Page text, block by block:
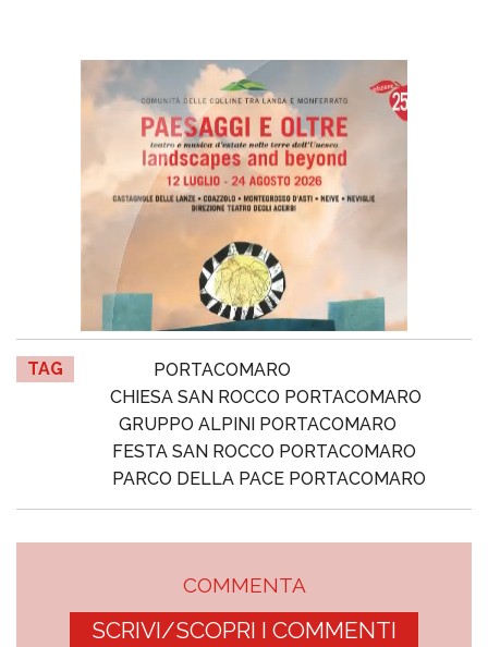
TAG
PORTACOMARO
CHIESA SAN ROCCO PORTACOMARO
GRUPPO ALPINI PORTACOMARO
FESTA SAN ROCCO PORTACOMARO
PARCO DELLA PACE PORTACOMARO
COMMENTA
SCRIVI/SCOPRI I COMMENTI